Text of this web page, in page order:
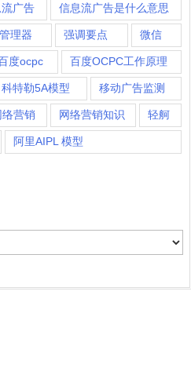
广告 信息流广告是什么意思
理器 强调要点 微信
度ocpc 百度OCPC工作原理
科特勒5A模型 移动广告监测
络营销 网络营销知识 轻舸
阿里AIPL 模型